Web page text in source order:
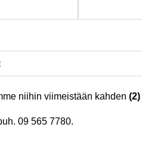
niihin viimeistään kahden (2)
09 565 7780.